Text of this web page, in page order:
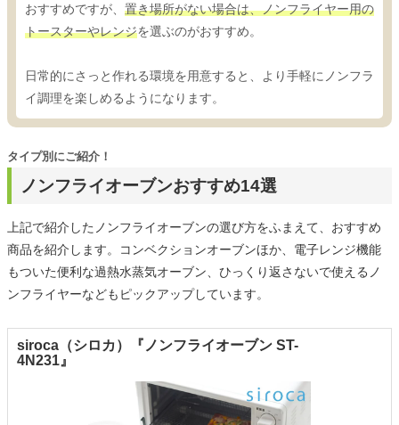
おすすめですが、 置き場所がない場合は、ノンフライヤー用の
トースターやレンジを選ぶのがおすすめ。
日常的にさっと作れる環境を用意すると、より手軽にノンフラ
イ調理を楽しめるようになります。
ノンフライオーブンおすすめ14選
タイプ別にご紹介！
上記で紹介したノンフライオーブンの選び方をふまえて、おすすめ
商品を紹介します。コンベクションオーブンほか、電子レンジ機能
もついた便利な過熱水蒸気オーブン、ひっくり返さないで使えるノ
ンフライヤーなどもピックアップしています。
siroca（シロカ）『ノンフライオーブン ST-
4N231』